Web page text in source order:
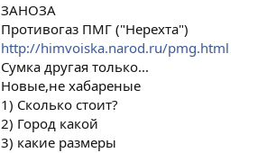
ЗАНОЗА
Противогаз ПМГ ("Нерехта")
http://himvoiska.narod.ru/pmg.html
Сумка другая только...
Новые,не хабареные
1) Сколько стоит?
2) Город какой
3) какие размеры